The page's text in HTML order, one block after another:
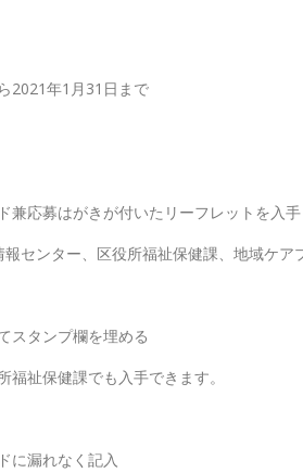
2021年1月31日まで
兼応募はがきが付いたリーフレットを入手
センター、区役所福祉保健課、地域ケア
スタンプ欄を埋める
祉保健課でも入手できます。
に漏れなく記入